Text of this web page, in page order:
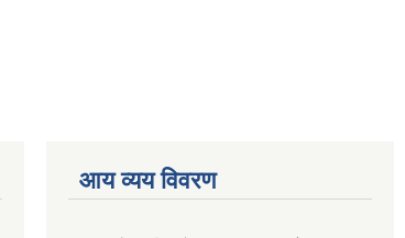
आय व्यय विवरण